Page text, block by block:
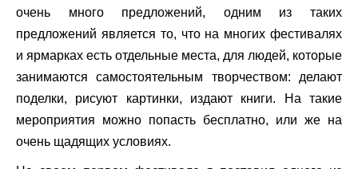
очень много предложений, одним из таких
предложений является то, что на многих фестивалях
и ярмарках есть отдельные места, для людей, которые
занимаются самостоятельным творчеством: делают
поделки, рисуют картинки, издают книги. На такие
мероприятия можно попасть бесплатно, или же на
очень щадящих условиях.